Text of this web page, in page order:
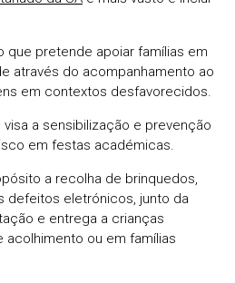
que pretende apoiar famílias em
através do acompanhamento ao
em contextos desfavorecidos.
visa a sensibilização e prevenção
em festas académicas.
a recolha de brinquedos,
defeitos eletrónicos, junto da
e entrega a crianças
ou em famílias